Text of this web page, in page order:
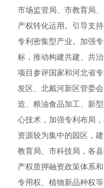
市场监管局、市教育局
产权转化运用。引导支
专利密集型产业。加强
标，推动构建共建、共
项目参评国家和河北省
发区、北戴河新区管委
造、粮油食品加工、新
心技术，加强专利布局
资源较为集中的园区，
教育局、市科技局，各
产权质押融资政策体系
专用权、植物新品种权